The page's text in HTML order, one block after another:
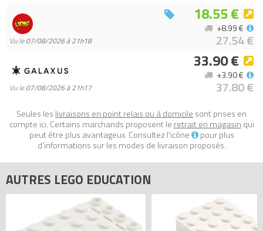
durable des classes, tout en favorisant la continuité des
activités STEM et le travail collaboratif.
- Conçu pour les kits LEGO Education Science primaire (5+ / 8+)
- Évite les interruptions liées aux pièces manquantes
- Solution économique vs remplacement complet des kits
- Prolonge la durée de vie des équipements pédagogiques
- Adapté à un usage intensif en environnement scolaire
Tous les prix duLEGO Education 45654 Pack de remplacement
3-5 (Replacement Pack for Elementary School)
Code EAN du LEGO Education 45654 : 5702017912332.
Vu le07/08/2026 à 21h18
18.55 €
27.54 €
+8.99 €
Vu le07/08/2026 à 21h17
33.90 €
37.80 €
+3.90 €
Seules les livraisons en point relais ou à domicile sont prises en
compte ici. Certains marchands proposent le retrait en magasin qui
peut être plus avantageux. Consultez l'icône
pour plus
d'informations sur les modes de livraison proposés.
AUTRES LEGO EDUCATION